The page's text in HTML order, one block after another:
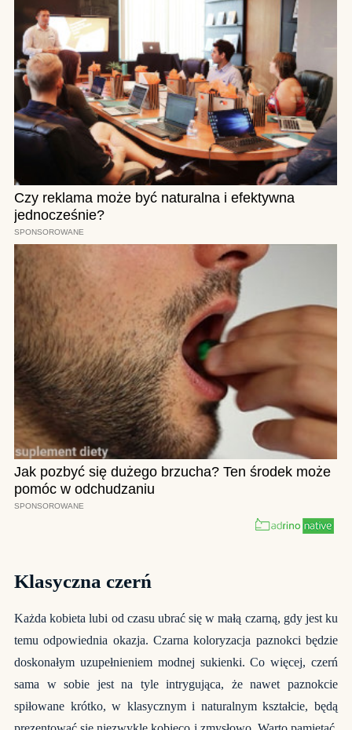
Klasyczna czerń
Każda kobieta lubi od czasu ubrać się w małą czarną, gdy jest ku
temu odpowiednia okazja. Czarna koloryzacja paznokci będzie
doskonałym uzupełnieniem modnej sukienki. Co więcej, czerń
sama w sobie jest na tyle intrygująca, że nawet paznokcie
spiłowane krótko, w klasycznym i naturalnym kształcie, będą